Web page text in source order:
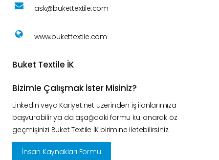
ask@bukettextile.com
www.bukettextile.com
Buket Textile İK
Bizimle Çalışmak İster Misiniz?
Linkedin veya Kariyet.net üzerinden iş ilanlarımıza
başvurabilir ya da aşağıdaki formu kullanarak öz
geçmişinizi Buket Textile İK birimine iletebilirsiniz.
İnsan Kaynakları Formu